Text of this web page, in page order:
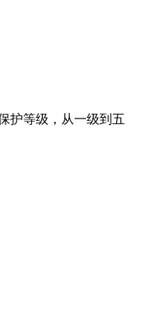
护等级，从一级到五